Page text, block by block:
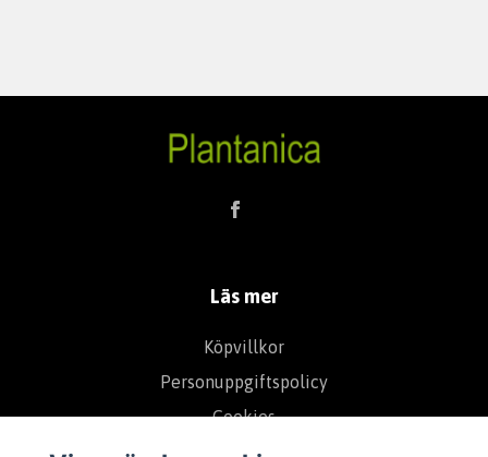
Läs mer
Köpvillkor
Personuppgiftspolicy
Cookies
Om Oss